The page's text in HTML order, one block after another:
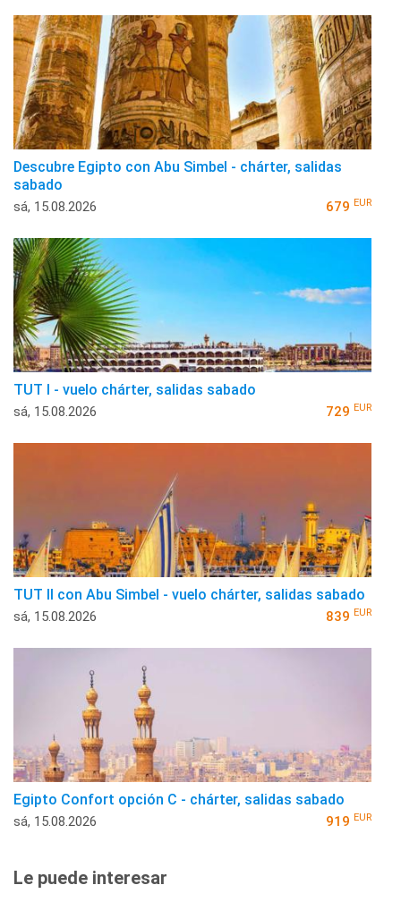
Descubre Egipto con Abu Simbel - chárter, salidas
sabado
sá, 15.08.2026 679 EUR
TUT I - vuelo chárter, salidas sabado
sá, 15.08.2026 729 EUR
TUT II con Abu Simbel - vuelo chárter, salidas sabado
sá, 15.08.2026 839 EUR
Egipto Confort opción C - chárter, salidas sabado
sá, 15.08.2026 919 EUR
Le puede interesar